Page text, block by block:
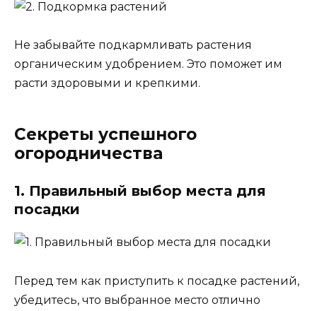
Не забывайте подкармливать растения
органическим удобрением. Это поможет им
расти здоровыми и крепкими.
Секреты успешного
огородничества
1. Правильный выбор места для
посадки
Перед тем как приступить к посадке растений,
убедитесь, что выбранное место отлично